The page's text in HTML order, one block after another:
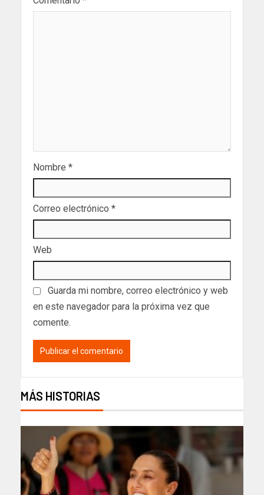
Nombre *
Correo electrónico *
Web
Guarda mi nombre, correo electrónico y web
en este navegador para la próxima vez que
comente.
MÁS HISTORIAS